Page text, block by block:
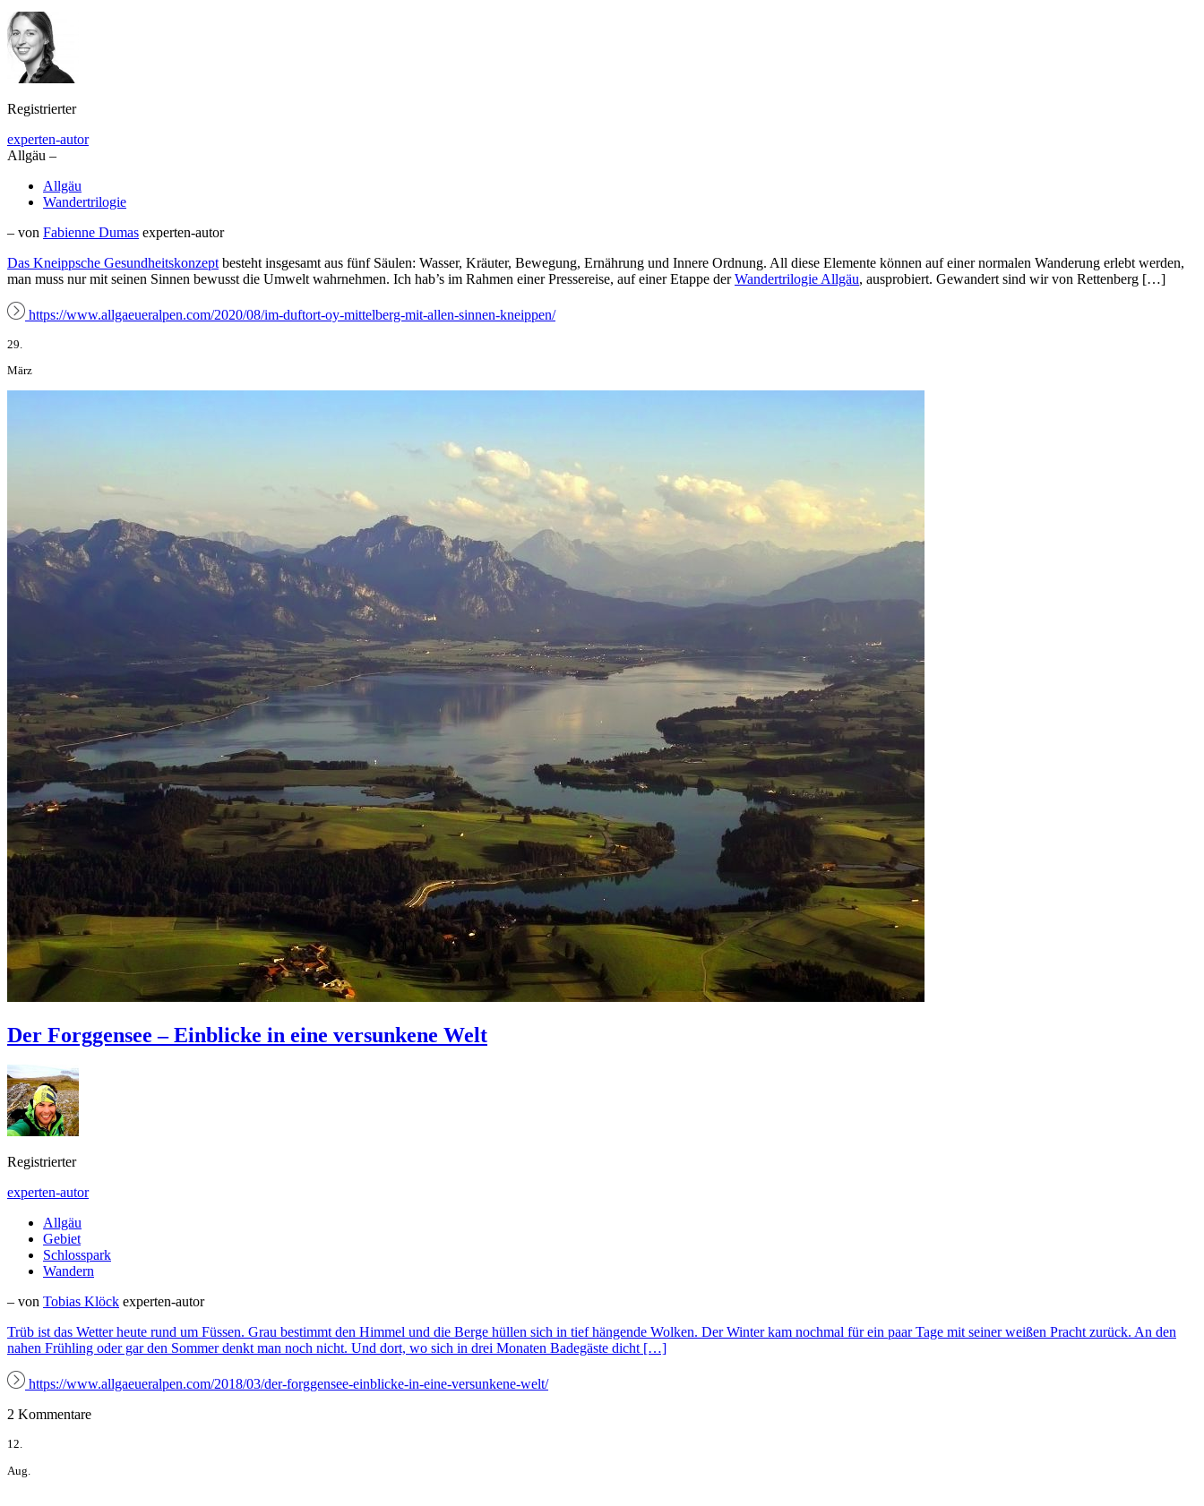
Registrierter
experten-autor
Allgäu –
Allgäu
Wandertrilogie
– von Fabienne Dumas experten-autor
Das Kneippsche Gesundheitskonzept besteht insgesamt aus fünf Säulen: Wasser, Kräuter, Bewegung, Ernährung und Innere Ordnung. All diese Elemente können auf einer normalen Wanderung erlebt werden,
man muss nur mit seinen Sinnen bewusst die Umwelt wahrnehmen. Ich hab’s im Rahmen einer Pressereise, auf einer Etappe derWandertrilogie Allgäu, ausprobiert. Gewandert sind wir von Rettenberg […]
https://www.allgaeueralpen.com/2020/08/im-duftort-oy-mittelberg-mit-allen-sinnen-kneippen/
29.
März
Der Forggensee – Einblicke in eine versunkene Welt
Registrierter
experten-autor
Allgäu
Gebiet
Schlosspark
Wandern
– von Tobias Klöck experten-autor
Trüb ist das Wetter heute rund um Füssen. Grau bestimmt den Himmel und die Berge hüllen sich in tief hängende Wolken. Der Winter kam nochmal für ein paar Tage mit seiner weißen Pracht zurück. An den
nahen Frühling oder gar den Sommer denkt man noch nicht. Und dort, wo sich in drei Monaten Badegäste dicht […]
https://www.allgaeueralpen.com/2018/03/der-forggensee-einblicke-in-eine-versunkene-welt/
2 Kommentare
12.
Aug.